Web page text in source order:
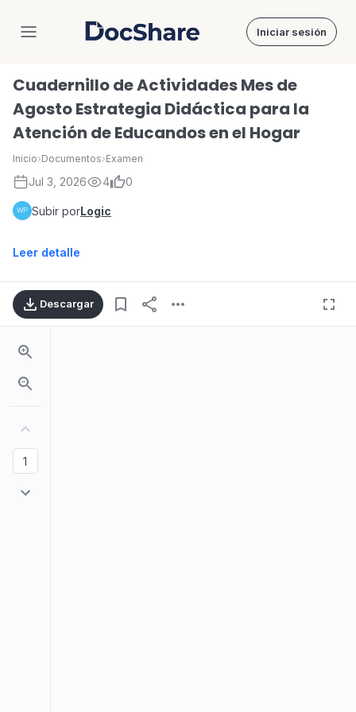
DocShare Iniciar sesión
Cuadernillo de Actividades Mes de
Agosto Estrategia Didáctica para la
Atención de Educandos en el Hogar
Inicio›Documentos›Examen
Jul 3, 2026 4 0
Subir porLogic
Leer detalle
Descargar